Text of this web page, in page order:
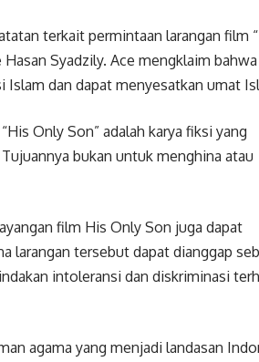
terkait permintaan larangan film
Syadzily. Ace mengklaim
dan dapat menyesatkan umat
Only Son” adalah karya fiksi yang
bukan untuk menghina atau
film His Only Son juga dapat
larangan tersebut dapat dianggap
intoleransi dan diskriminasi
agama yang menjadi landasan